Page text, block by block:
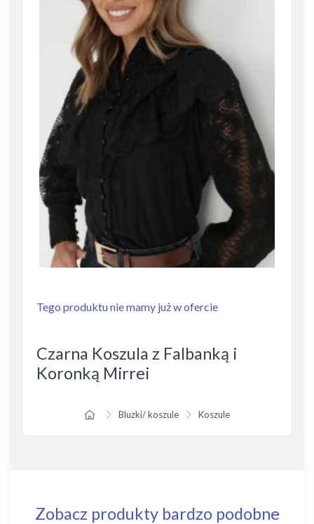
Tego produktu nie mamy już w ofercie
Czarna Koszula z Falbanką i
Koronką Mirrei
Bluzki/ koszule Koszule
Zobacz produkty bardzo podobne